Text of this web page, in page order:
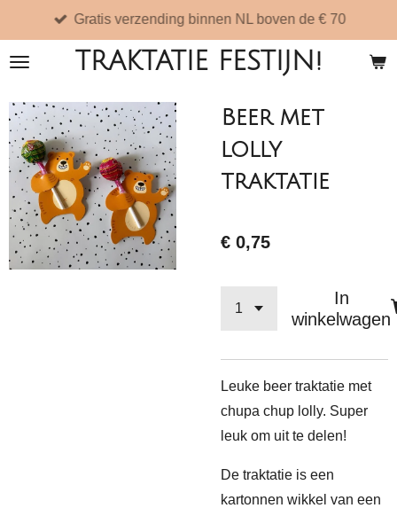
direct
naar
hoofdinhoud
TRAKTATIE FESTIJN!
Gratis verzending binnen NL boven de € 70
Beer met
lolly
traktatie
€ 0,75
In
winkelwagen
Leuke beer traktatie met
chupa chup lolly. Super
leuk om uit te delen!
De traktatie is een
kartonnen wikkel van een